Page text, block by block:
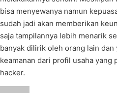
bisa menyewanya namun
sudah jadi akan memberikan
saja tampilannya lebih menarik
banyak dilirik oleh orang lain
keamanan dari profil usaha yang
hacker.